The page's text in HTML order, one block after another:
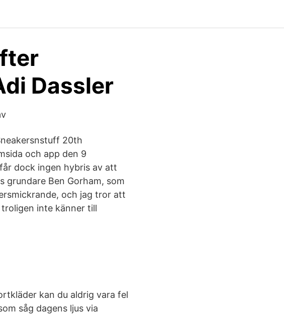
Dassler
20th
och app den 9
dock ingen hybris av att
grundare Ben Gorham, som
och jag tror att
inte känner till
kan du aldrig vara fel
såg dagens ljus via